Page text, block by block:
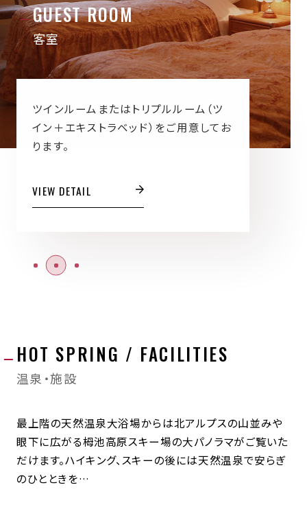
GUEST ROOM
客室
ツインルームまたはトリプルルーム（ツ
イン＋エキストラベッド）をご用意してお
ります。
VIEW DETAIL
HOT SPRING / FACILITIES
温泉・施設
最上階の天然温泉大浴場からは北アルプスの山並みや
眼下に広がる栂池高原スキー場の大パノラマがご覧いた
だけます。ハイキング、スキーの後には天然温泉で安らぎ
のひとときを…